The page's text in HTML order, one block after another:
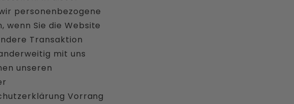
personenbezogene
Sie die Website
Transaktion
mit uns
unseren
Vorrang